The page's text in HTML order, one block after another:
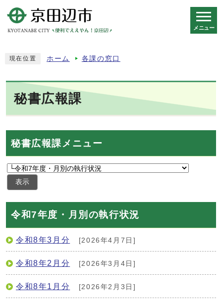
メニュー
現在位置 ホーム 各課の窓口
秘書広報課
秘書広報課メニュー
表示
令和7年度・月別の執行状況
令和8年3月分 [2026年4月7日]
令和8年2月分 [2026年3月4日]
令和8年1月分 [2026年2月3日]